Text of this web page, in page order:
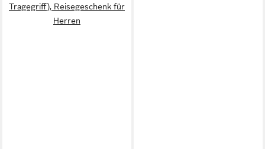
Tragegriff), Reisegeschenk für
Herren